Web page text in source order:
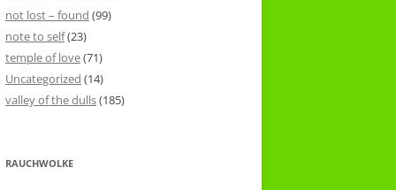
not lost – found (99)
note to self(23)
temple of love(71)
Uncategorized (14)
valley of the dulls(185)
RAUCHWOLKE